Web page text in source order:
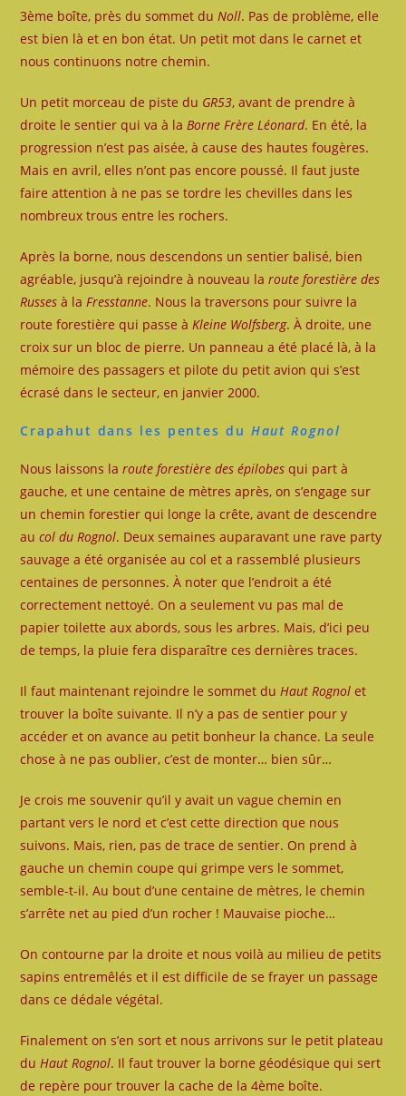
3ème boîte, près du sommet duNoll. Pas de problème, elle
est bien là et en bon état. Un petit mot dans le carnet et
nous continuons notre chemin.
Un petit morceau de piste du GR53, avant de prendre à
droite le sentier qui va à laBorne Frère Léonard. En été, la
progression n’est pas aisée, à cause des hautes fougères.
Mais en avril, elles n’ont pas encore poussé. Il faut juste
faire attention à ne pas se tordre les chevilles dans les
nombreux trous entre les rochers.
Après la borne, nous descendons un sentier balisé, bien
agréable, jusqu’à rejoindre à nouveau laroute forestière des
Russes à laFresstanne. Nous la traversons pour suivre la
route forestière qui passe àKleine Wolfsberg. À droite, une
croix sur un bloc de pierre. Un panneau a été placé là, à la
mémoire des passagers et pilote du petit avion qui s’est
écrasé dans le secteur, en janvier 2000.
Crapahut dans les pentes du Haut Rognol
Nous laissons laroute forestière des épilobes qui part à
gauche, et une centaine de mètres après, on s’engage sur
un chemin forestier qui longe la crête, avant de descendre
aucol du Rognol. Deux semaines auparavant une rave party
sauvage a été organisée au col et a rassemblé plusieurs
centaines de personnes. À noter que l’endroit a été
correctement nettoyé. On a seulement vu pas mal de
papier toilette aux abords, sous les arbres. Mais, d’ici peu
de temps, la pluie fera disparaître ces dernières traces.
Il faut maintenant rejoindre le sommet duHaut Rognol et
trouver la boîte suivante. Il n’y a pas de sentier pour y
accéder et on avance au petit bonheur la chance. La seule
chose à ne pas oublier, c’est de monter… bien sûr…
Je crois me souvenir qu’il y avait un vague chemin en
partant vers le nord et c’est cette direction que nous
suivons. Mais, rien, pas de trace de sentier. On prend à
gauche un chemin coupe qui grimpe vers le sommet,
semble-t-il. Au bout d’une centaine de mètres, le chemin
s’arrête net au pied d’un rocher ! Mauvaise pioche…
On contourne par la droite et nous voilà au milieu de petits
sapins entremêlés et il est difficile de se frayer un passage
dans ce dédale végétal.
Finalement on s’en sort et nous arrivons sur le petit plateau
duHaut Rognol. Il faut trouver la borne géodésique qui sert
de repère pour trouver la cache de la 4ème boîte.